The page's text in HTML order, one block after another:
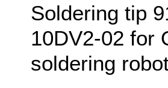
Soldering tip
10DV2-02 for
soldering